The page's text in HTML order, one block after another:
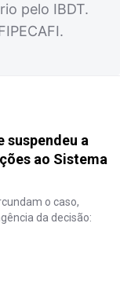
pelo IBDT.
suspendeu a
ao Sistema
o caso,
da decisão: